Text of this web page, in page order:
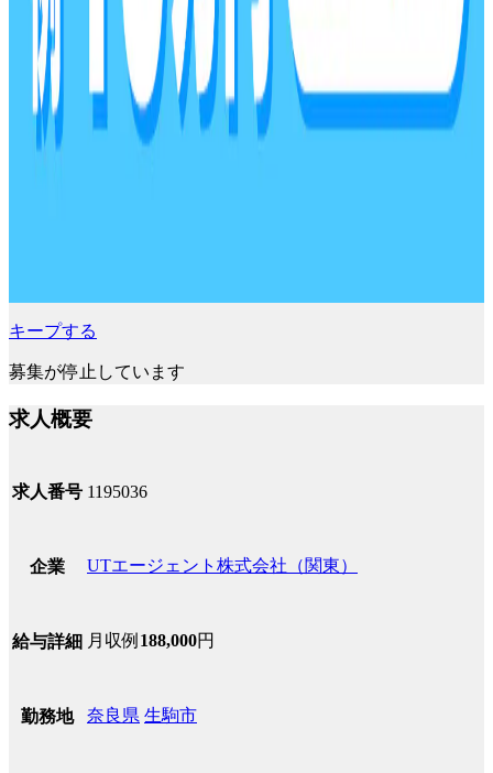
キープする
募集が停止しています
求人概要
求人番号 1195036
企業 UTエージェント株式会社（関東）
給与詳細 月収例 188,000円
勤務地 奈良県 生駒市